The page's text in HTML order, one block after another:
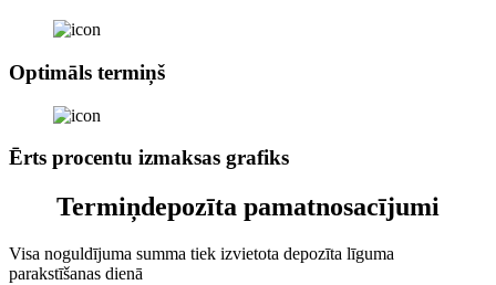
Optimāls termiņš
Ērts procentu izmaksas grafiks
Termiņdepozīta pamatnosacījumi
Visa noguldījuma summa tiek izvietota depozīta līguma
parakstīšanas dienā